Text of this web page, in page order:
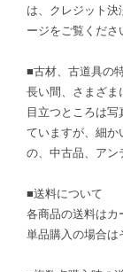
は、クレジット
ージをご覧くださ
■古材、古道具の
長い間、さまざま
目立つところは
ていますが、細か
の、中古品、アン
■送料について
各商品の送料はカ
単品購入の場合は